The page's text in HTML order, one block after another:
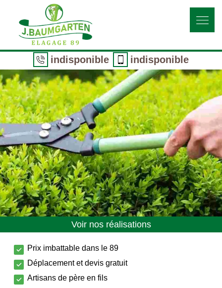
indisponible indisponible
Voir nos réalisations
Prix imbattable dans le 89
Déplacement et devis gratuit
Artisans de père en fils